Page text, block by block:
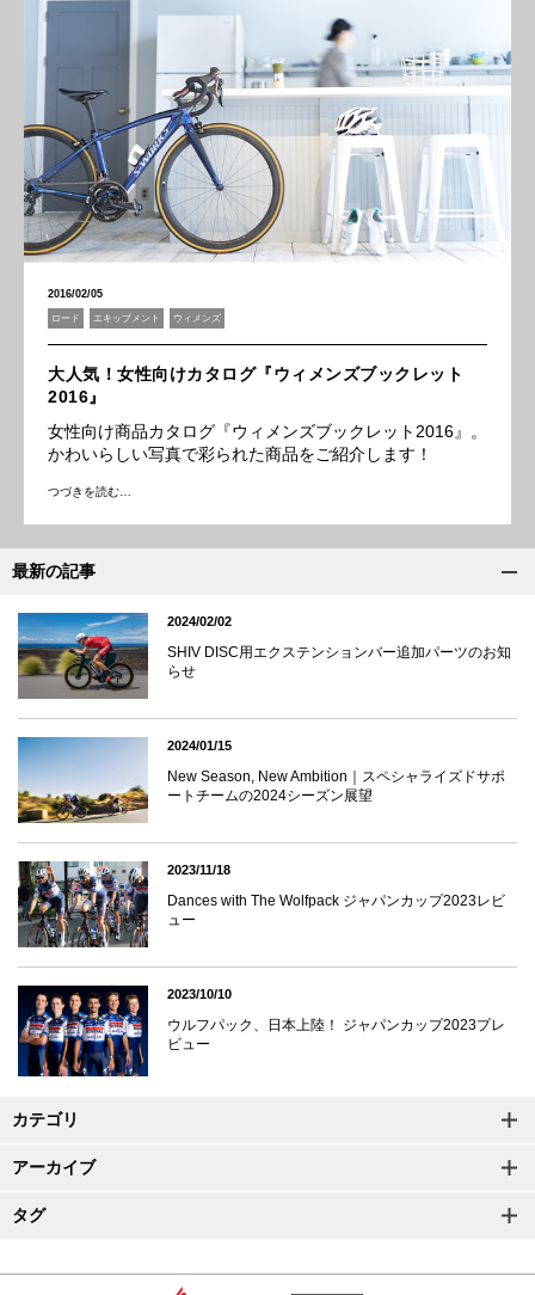
2016/02/05
ロード エキップメント ウィメンズ
大人気！女性向けカタログ『ウィメンズブックレット
2016』
女性向け商品カタログ『ウィメンズブックレット2016』。
かわいらしい写真で彩られた商品をご紹介します！
つづきを読む…
最新の記事
2024/02/02
SHIV DISC用エクステンションバー追加パーツのお知
らせ
2024/01/15
New Season, New Ambition｜スペシャライズドサポ
ートチームの2024シーズン展望
2023/11/18
Dances with The Wolfpack ジャパンカップ2023レビ
ュー
2023/10/10
ウルフパック、日本上陸！ ジャパンカップ2023プレ
ビュー
カテゴリ
アーカイブ
タグ